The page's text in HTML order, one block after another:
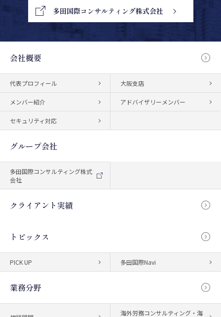
多田国際コンサルティング株式会社
会社概要
代表プロフィール 大阪支店
メンバー紹介 アドバイザリーメンバー
セキュリティ対応
グループ会社
多田国際コンサルティング株式
会社
クライアント実績
トピックス
PICK UP 多田国際Navi
業務分野
海外労務コンサルティング・海